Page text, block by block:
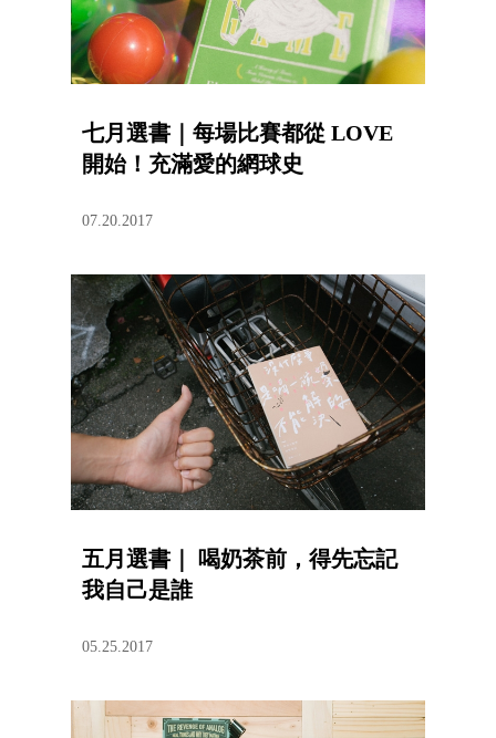
七月選書｜每場比賽都從 LOVE
開始！充滿愛的網球史
07.20.2017
五月選書｜ 喝奶茶前，得先忘記
我自己是誰
05.25.2017